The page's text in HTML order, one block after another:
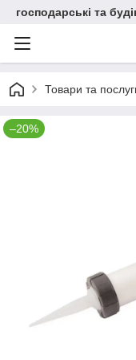
господарські та
Товари та
–20%